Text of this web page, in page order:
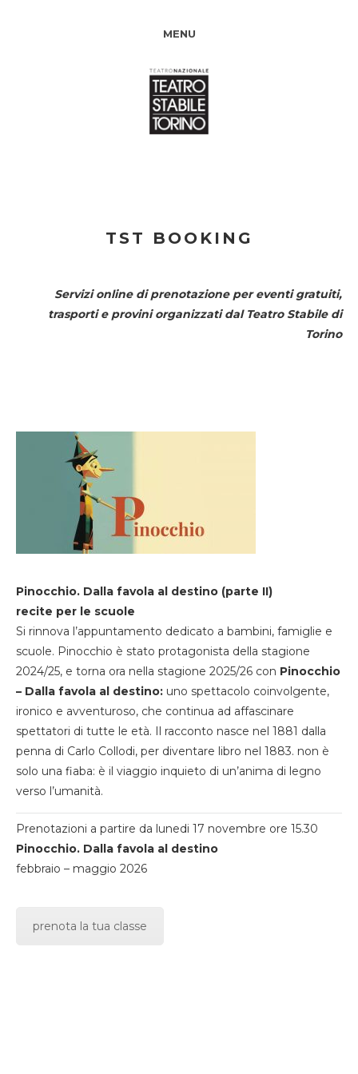
MENU
TST BOOKING
Servizi online di prenotazione per eventi gratuiti,
trasporti e provini organizzati dal Teatro Stabile di
Torino
Pinocchio. Dalla favola al destino (parte II)
recite per le scuole
Si rinnova l’appuntamento dedicato a bambini, famiglie e
scuole. Pinocchio è stato protagonista della stagione
2024/25, e torna ora nella stagione 2025/26 con Pinocchio
– Dalla favola al destino: uno spettacolo coinvolgente,
ironico e avventuroso, che continua ad affascinare
spettatori di tutte le età. Il racconto nasce nel 1881 dalla
penna di Carlo Collodi, per diventare libro nel 1883. non è
solo una fiaba: è il viaggio inquieto di un’anima di legno
verso l’umanità.
Prenotazioni a partire da lunedi 17 novembre ore 15.30
Pinocchio. Dalla favola al destino
febbraio – maggio 2026
prenota la tua classe